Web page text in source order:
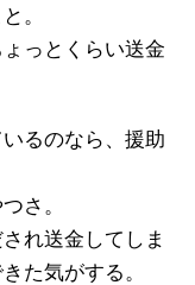
。
っとくらい送金
るのなら、援助
さ。
れ送金してしま
た気がする。